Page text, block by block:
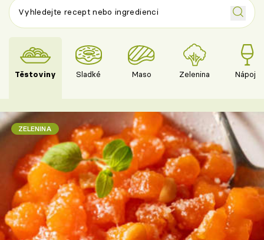
Těstoviny Sladké Maso Zelenina Nápoje
ZELENINA